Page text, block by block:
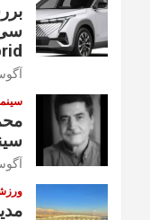
آگوست
آگوست